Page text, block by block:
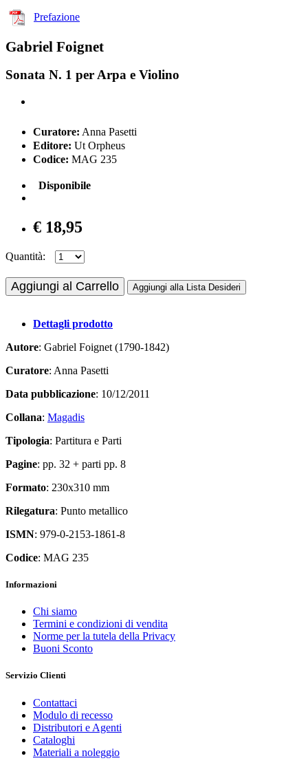
Prefazione
Gabriel Foignet
Sonata N. 1 per Arpa e Violino
Curatore: Anna Pasetti
Editore: Ut Orpheus
Codice: MAG 235
Disponibile
€ 18,95
Quantità:
Aggiungi al Carrello Aggiungi alla Lista Desideri
Dettagli prodotto
Autore: Gabriel Foignet (1790-1842)
Curatore: Anna Pasetti
Data pubblicazione: 10/12/2011
Collana: Magadis
Tipologia: Partitura e Parti
Pagine: pp. 32 + parti pp. 8
Formato: 230x310 mm
Rilegatura: Punto metallico
ISMN: 979-0-2153-1861-8
Codice: MAG 235
Informazioni
Chi siamo
Termini e condizioni di vendita
Norme per la tutela della Privacy
Buoni Sconto
Servizio Clienti
Contattaci
Modulo di recesso
Distributori e Agenti
Cataloghi
Materiali a noleggio